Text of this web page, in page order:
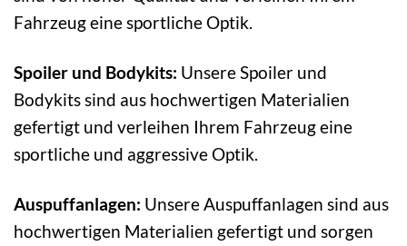
Fahrzeug eine sportliche Optik.
Spoiler und Bodykits: Unsere Spoiler und
Bodykits sind aus hochwertigen Materialien
gefertigt und verleihen Ihrem Fahrzeug eine
sportliche und aggressive Optik.
Auspuffanlagen: Unsere Auspuffanlagen sind aus
hochwertigen Materialien gefertigt und sorgen